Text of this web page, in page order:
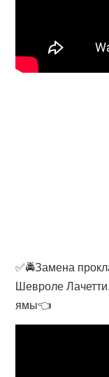
✅🚔Замена
Шевроле
ямы👈